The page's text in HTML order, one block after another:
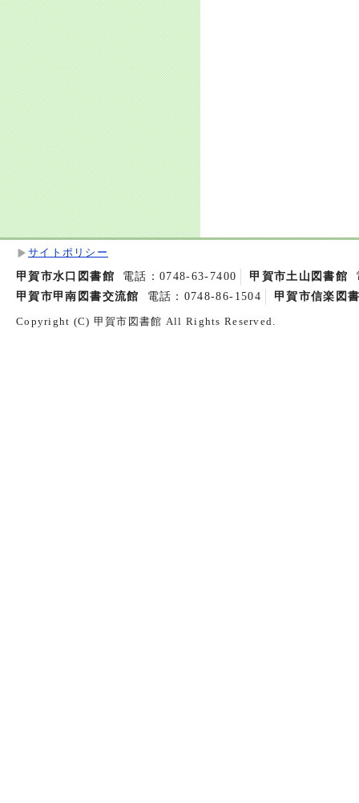
サイトポリシー
甲賀市水口図書館 電話：0748-63-7400 甲賀市土山図書館
甲賀市甲南図書交流館
電話：0748-86-1504 甲賀市信楽図
Copyright (C) 甲賀市図書館 All Rights Reserved.